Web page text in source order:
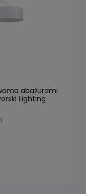
abażurami
Lighting